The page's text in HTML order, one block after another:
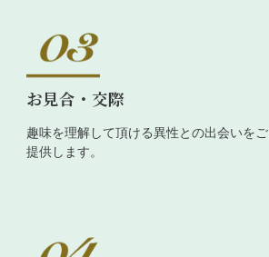
お見合・交際
趣味を理解して頂ける異性との出会いをご
提供します。